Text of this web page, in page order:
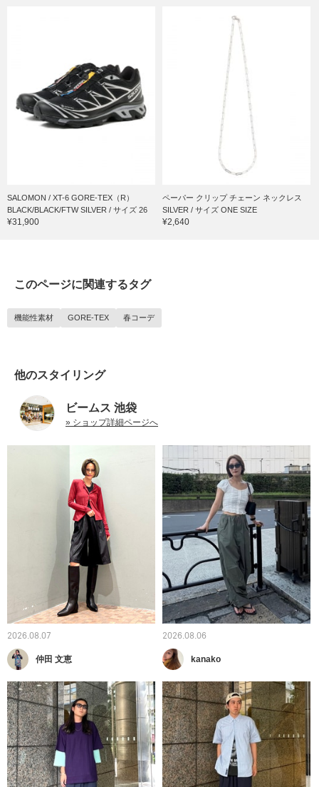
SALOMON / XT-6 GORE-TEX（R）
BLACK/BLACK/FTW SILVER / サイズ 26
¥31,900
ペーパー クリップ チェーン ネックレス
SILVER / サイズ ONE SIZE
¥2,640
このページに関連するタグ
機能性素材 GORE-TEX 春コーデ
他のスタイリング
ビームス 池袋
» ショップ詳細ページへ
2026.08.07
仲田 文恵
2026.08.06
kanako